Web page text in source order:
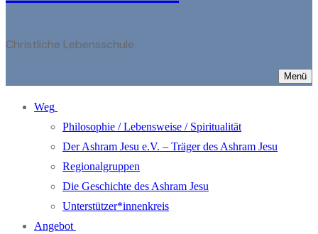
Christliche Lebensschule
Menü
Weg
Philosophie / Lebensweise / Spiritualität
Der Ashram Jesu e.V. – Träger des Ashram Jesu
Regionalgruppen
Die Geschichte des Ashram Jesu
Unterstützer*innenkreis
Angebot